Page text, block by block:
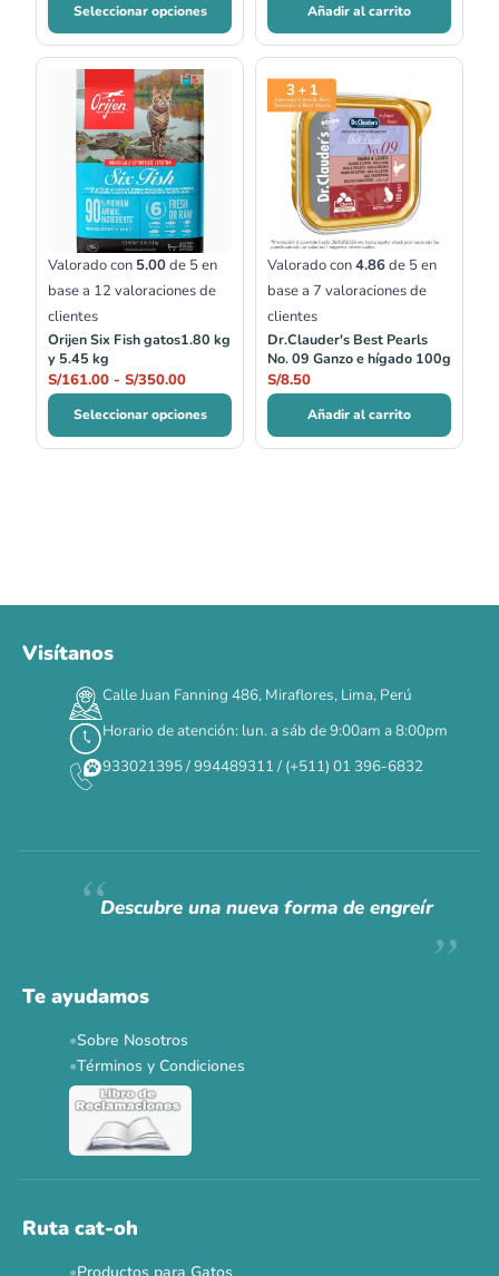
Seleccionar opciones Añadir al carrito
Valorado con 5.00de 5 en
base a 12 valoraciones de
clientes
Orijen Six Fish gatos1.80 kg
y 5.45 kg
S/161.00 - S/350.00
Rango
de
precios:
desde
hasta
S/350.00
Seleccionar opciones
Valorado con4.86de 5 en
base a 7 valoraciones de
clientes
Dr.Clauder's Best Pearls
No. 09 Ganzo e hígado 100g
S/8.50
Añadir al carrito
DÍAS HORAS MIN SEG
✕
Siempre fuimosraros.
Ver todas las promos 🐾
Visítanos
Calle Juan Fanning 486, Miraflores, Lima, Perú
Horario de atención: lun. a sáb de 9:00am a 8:00pm
933021395 / 994489311 / (+511) 01 396-6832
Descubre una nueva forma de engreír
Te ayudamos
Sobre Nosotros
Términos y Condiciones
Ruta cat-oh